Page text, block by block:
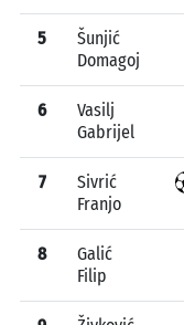
5
Šunjić
Domagoj
6
Vasilj
Gabrijel
7
Sivrić
Franjo
8
Galić
Filip